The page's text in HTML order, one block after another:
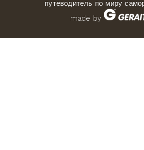
путеводитель по миру
made by